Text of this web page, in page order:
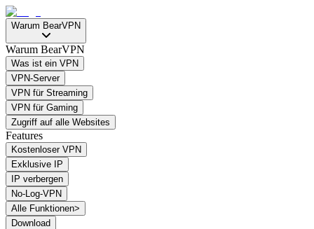
Warum BearVPN
Warum BearVPN
Was ist ein VPN
VPN-Server
VPN für Streaming
VPN für Gaming
Zugriff auf alle Websites
Features
Kostenloser VPN
Exklusive IP
IP verbergen
No-Log-VPN
Alle Funktionen>
Download